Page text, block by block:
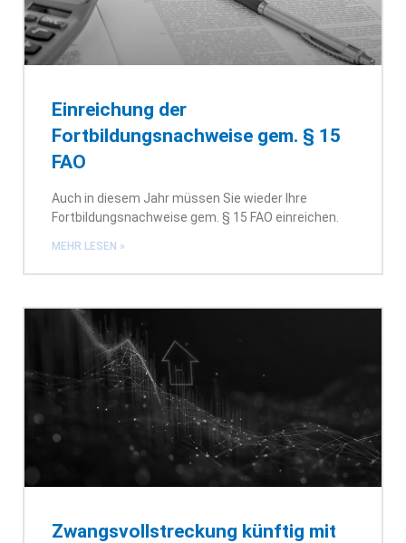
Einreichung der
Fortbildungsnachweise gem. § 15
FAO
Auch in diesem Jahr müssen Sie wieder Ihre
Fortbildungsnachweise gem. § 15 FAO einreichen.
MEHR LESEN »
Zwangsvollstreckung künftig mit